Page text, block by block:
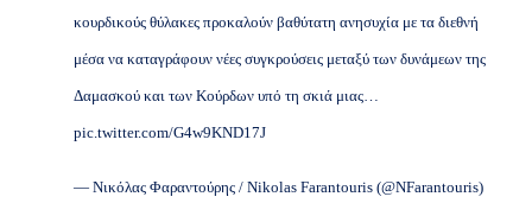
κουρδικούς θύλακες προκαλούν βαθύτατη ανησυχία με τα διεθνή
μέσα να καταγράφουν νέες συγκρούσεις μεταξύ των δυνάμεων της
Δαμασκού και των Κούρδων υπό τη σκιά μιας…
pic.twitter.com/G4w9KND17J
— Νικόλας Φαραντούρης / Nikolas Farantouris (@NFarantouris)